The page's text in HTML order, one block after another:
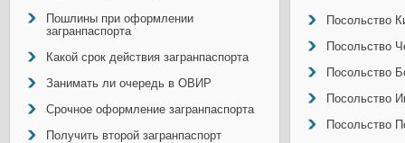
Пошлины при оформлении
загранпаспорта
Какой срок действия загранпаспорта
Занимать ли очередь в ОВИР
Срочное оформление загранпаспорта
Получить второй загранпаспорт
Посольство
Посольство
Посольство
Посольство
Посольство